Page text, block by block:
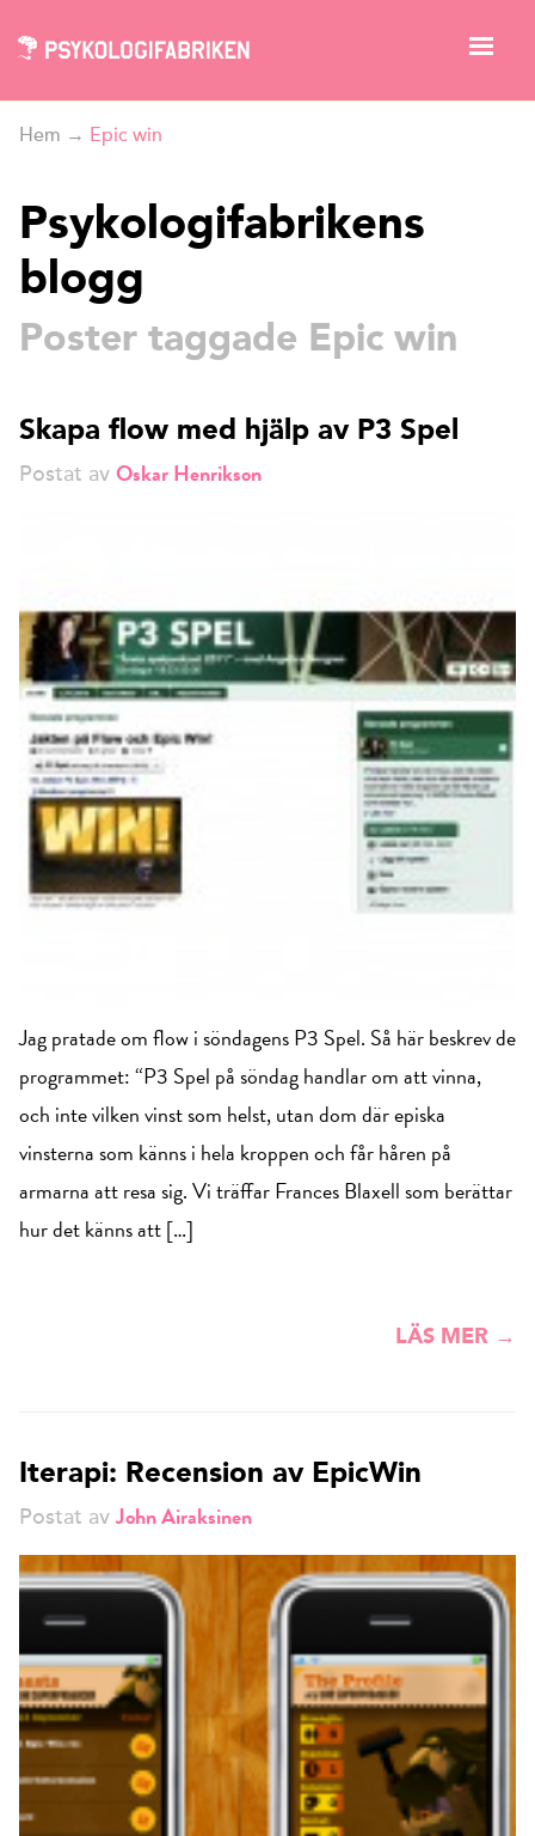
Hem → Epic win
Psykologifabrikens
blogg
Poster taggade Epic win
Skapa flow med hjälp av P3 Spel
Postat av Oskar Henrikson
Jag pratade om flow i söndagens P3 Spel. Så här beskrev de
programmet: “P3 Spel på söndag handlar om att vinna,
och inte vilken vinst som helst, utan dom där episka
vinsterna som känns i hela kroppen och får håren på
armarna att resa sig. Vi träffar Frances Blaxell som berättar
hur det känns att […]
LÄS MER →
Iterapi: Recension av EpicWin
Postat avJohn Airaksinen